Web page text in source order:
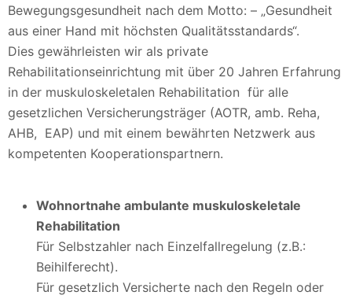
Bewegungsgesundheit nach dem Motto: – „Gesundheit
aus einer Hand mit höchsten Qualitätsstandards“.
Dies gewährleisten wir als private
Rehabilitationseinrichtung mit über 20 Jahren Erfahrung
in der muskuloskeletalen Rehabilitation für alle
gesetzlichen Versicherungsträger (AOTR, amb. Reha,
AHB, EAP) und mit einem bewährten Netzwerk aus
kompetenten Kooperationspartnern.
Wohnortnahe ambulante muskuloskeletale
Rehabilitation
Für Selbstzahler nach Einzelfallregelung (z.B.:
Beihilferecht).
Für gesetzlich Versicherte nach den Regeln oder